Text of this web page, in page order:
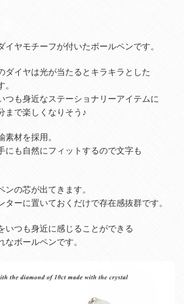
イヤモチーフが付いたボールペンです。
ダイヤは光が当たるとキラキラとした
つも身近なステーショナリーアイテムに
まで楽しくなりそう♪
材を採用。
にも自然にフィットするので文字も
の芯が出てきます。
ターに置いておくだけで存在感抜群です。
いつも身近に感じることができる
ボールペンです。